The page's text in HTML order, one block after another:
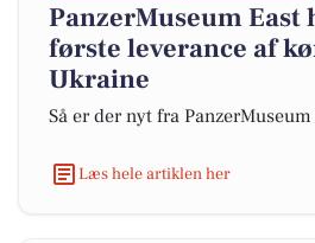
PanzerMuseum
første leverance af
Ukraine
Så er der nyt fra PanzerMuseum
Læs hele artiklen her